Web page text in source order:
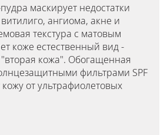
маскирует недостатки
ангиома, акне и
текстура с матовым
коже естественный вид -
кожа". Обогащенная
фильтрами SPF
от ультрафиолетовых